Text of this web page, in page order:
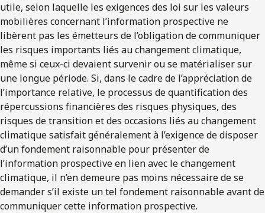
utile, selon laquelle les exigences des loi sur les valeurs
mobilières concernant l’information prospective ne
libèrent pas les émetteurs de l’obligation de communiquer
les risques importants liés au changement climatique,
même si ceux-ci devaient survenir ou se matérialiser sur
une longue période. Si, dans le cadre de l’appréciation de
l’importance relative, le processus de quantification des
répercussions financières des risques physiques, des
risques de transition et des occasions liés au changement
climatique satisfait généralement à l’exigence de disposer
d’un fondement raisonnable pour présenter de
l’information prospective en lien avec le changement
climatique, il n’en demeure pas moins nécessaire de se
demander s’il existe un tel fondement raisonnable avant de
communiquer cette information prospective.